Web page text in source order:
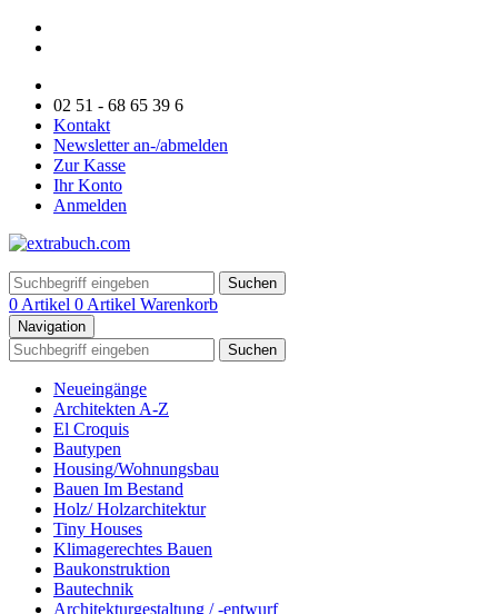
02 51 - 68 65 39 6
Kontakt
Newsletter an-/abmelden
Zur Kasse
Ihr Konto
Anmelden
Suchen
0 Artikel 0 Artikel Warenkorb
Navigation
Suchen
Neueingänge
Architekten A-Z
El Croquis
Bautypen
Housing/Wohnungsbau
Bauen Im Bestand
Holz/ Holzarchitektur
Tiny Houses
Klimagerechtes Bauen
Baukonstruktion
Bautechnik
Architekturgestaltung / -entwurf